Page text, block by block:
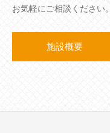
お気軽にご相談ください。
施設概要